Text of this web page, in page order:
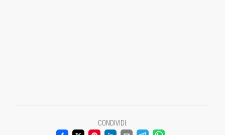
CONDIVIDI: